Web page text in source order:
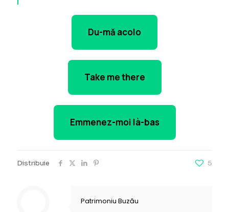
Du-mă acolo
Take me there
Emmenez-moi là-bas
Distribuie 5
Patrimoniu Buzău